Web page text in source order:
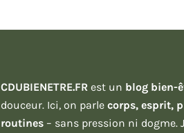
CDUBIENETRE.FR est un blog bien-
douceur. Ici, on parle corps, esprit,
routines – sans pression ni dogme.